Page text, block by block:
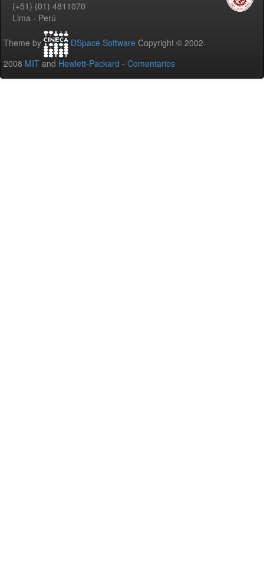
(+51) (01) 4811070
Lima - Perú
Theme by DSpace Software Copyright © 2002-
2008 MIT and Hewlett-Packard - Comentarios